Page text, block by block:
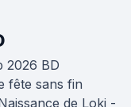
2026 BD
fête sans fin
de Loki -